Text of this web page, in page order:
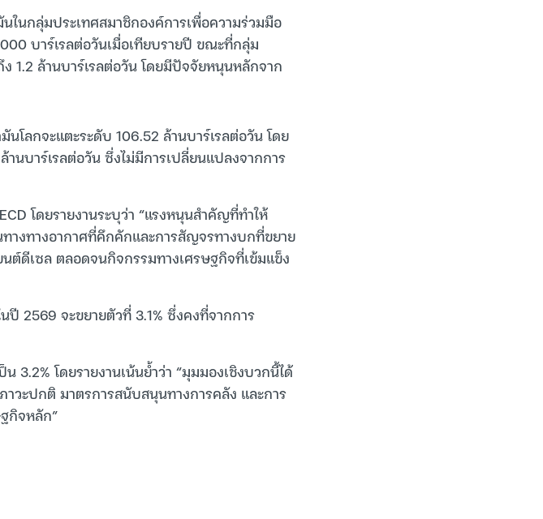
ในกลุ่มประเทศสมาชิกองค์การเพื่อความร่วมมือ
บาร์เรลต่อวันเมื่อเทียบรายปี ขณะที่กลุ่ม
1.2 ล้านบาร์เรลต่อวัน โดยมีปัจจัยหนุนหลักจาก
โลกจะแตะระดับ 106.52 ล้านบาร์เรลต่อวัน โดย
นบาร์เรลต่อวัน ซึ่งไม่มีการเปลี่ยนแปลงจากการ
โดยรายงานระบุว่า “แรงหนุนสำคัญที่ทำให้
างทางอากาศที่คึกคักและการสัญจรทางบกที่ขยาย
ต์ดีเซล ตลอดจนกิจกรรมทางเศรษฐกิจที่เข้มแข็ง
ปี 2569 จะขยายตัวที่ 3.1% ซึ่งคงที่จากการ
3.2% โดยรายงานเน้นย้ำว่า “มุมมองเชิงบวกนี้ได้
วะปกติ มาตรการสนับสนุนทางการคลัง และการ
กิจหลัก”